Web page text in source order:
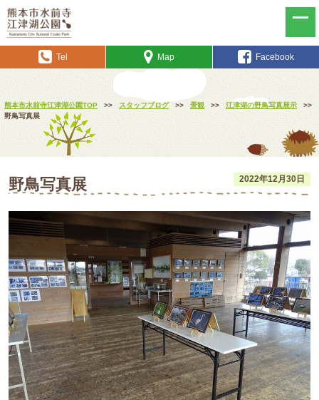
Tel Map Facebook
熊本市水前寺江津湖公園TOP >> スタッフブログ >> 景観 >> 江津湖の野鳥写真展示
>>
野鳥写真展
2022年12月30日
野鳥写真展